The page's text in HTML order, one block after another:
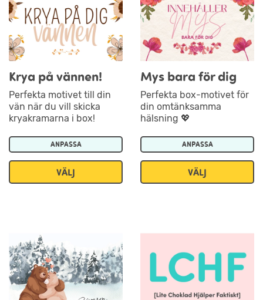
Krya på vännen!
Perfekta motivet till din
vän när du vill skicka
kryakramarna i box!
ANPASSA
VÄLJ
Mys bara för dig
Perfekta box-motivet för
din omtänksamma
hälsning 💖
ANPASSA
VÄLJ